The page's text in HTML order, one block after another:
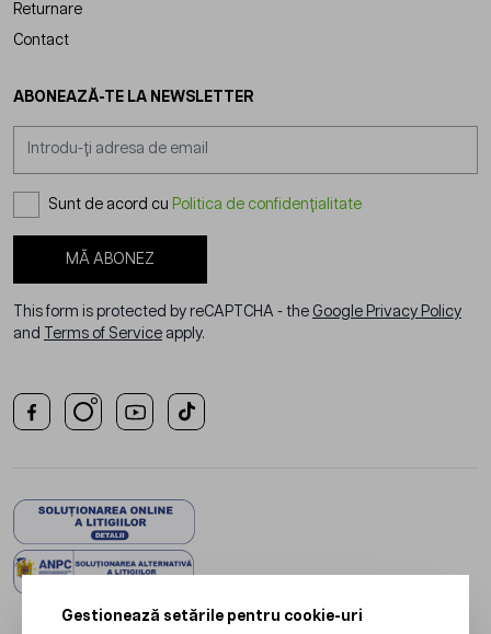
Returnare
Contact
ABONEAZĂ-TE LA NEWSLETTER
Sunt de acord cu Politica de confidențialitate
MĂ ABONEZ
This form is protected by reCAPTCHA - the Google Privacy Policy
and
Terms of Service apply.
Gestionează setările pentru cookie-uri